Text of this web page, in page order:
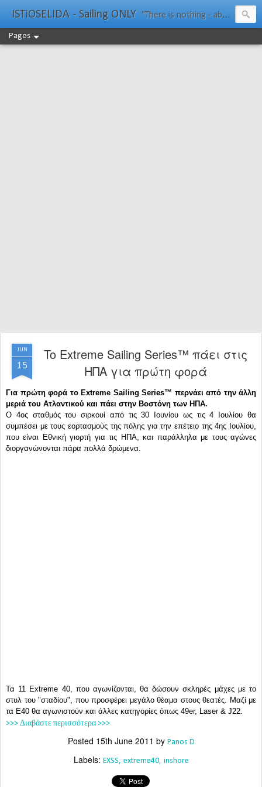
ISTiOSELIDA - Sailing ONLY "There is nothing - absolutely nothing - half so much worth doing as simply messing about in boats." Water Rat, Kenneth Grahame
Pages
JUN
15
To Extreme Sailing Series™ πάει στις
ΗΠΑ για πρώτη φορά
Για πρώτη φορά το Extreme Sailing Series™ περνάει από την άλλη
μεριά του Ατλαντικού και πάει στην Βοστόνη των ΗΠΑ.
Ο 4ος σταθμός του σιρκουί από τις 30 Ιουνίου ως τις 4 Ιουλίου θα
συμπέσει με τους εορτασμούς της πόλης για την επέτειο της 4ης Ιουλίου,
που είναι Εθνική γιορτή για τις ΗΠΑ, και παράλληλα με τους αγώνες
διοργανώνονται πάρα πολλά δρώμενα.
Τα 11 Extreme 40, που αγωνίζονται, θα δώσουν σκληρές μάχες με το
στυλ του "σταδίου", που προσφέρει μεγάλο θέαμα στους θεατές. Μαζί με
τα Ε40 θα αγωνιστούν και άλλες κατηγορίες όπως 49er, Laser & J22.
>>> Διαβάστε περισσότερα >>>
Posted 15th June 2011 by Panos D
Labels: EXSS extreme40 inshore